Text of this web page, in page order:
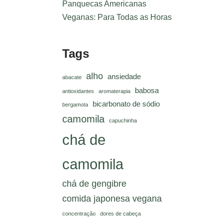
Panquecas Americanas
Veganas: Para Todas as Horas
Tags
abacate alho ansiedade
antioxidantes aromaterapia babosa
bergamota bicarbonato de sódio
camomila capuchinha
chá de
camomila
chá de gengibre
comida japonesa vegana
concentração dores de cabeça